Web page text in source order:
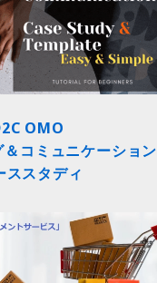
OMO
コミュニケーション
ススタディ